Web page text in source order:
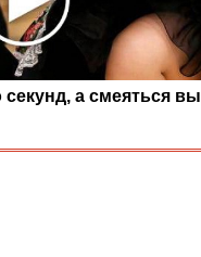
секунд, а смеяться вы